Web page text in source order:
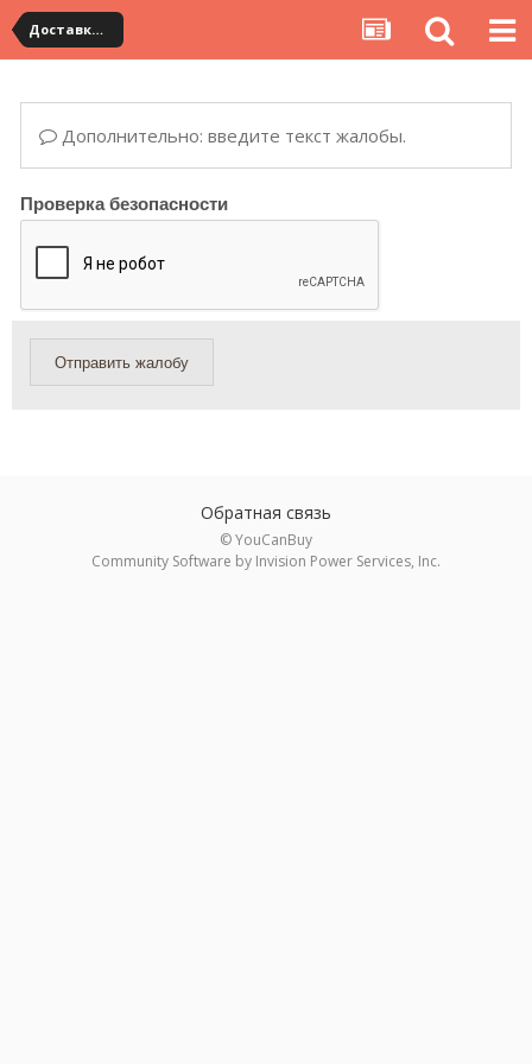
Доставка товара по Китаю
Дополнительно: введите текст жалобы.
Проверка безопасности
Отправить жалобу
Обратная связь
© YouCanBuy
Community Software by Invision Power Services, Inc.